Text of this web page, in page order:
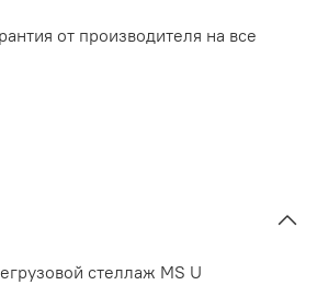
от производителя на все
стеллаж MS U